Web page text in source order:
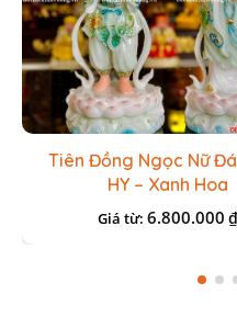
Tiên Đồng Ngọc Nữ
HY – Xanh Hoa
Giá từ: 6.800.000 ₫